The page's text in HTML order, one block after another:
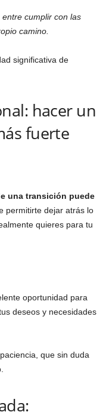
cumplir con las
camino.
significativa de
hacer un
fuerte
una transición puede
permitirte dejar atrás lo
quieres para tu
oportunidad para
deseos y necesidades
que sin duda